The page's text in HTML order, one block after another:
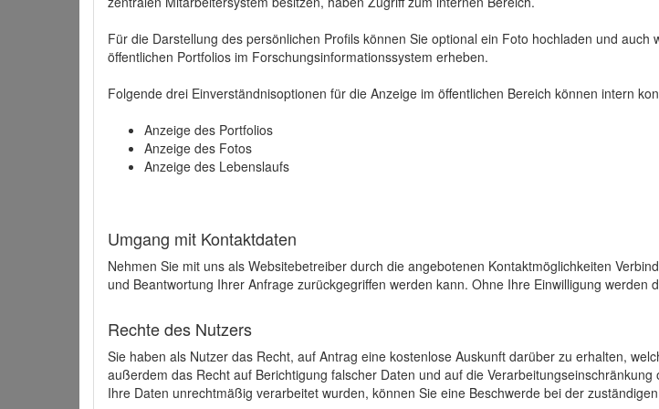
Für die Darstellung des persönlichen Profils können Sie optional ein Foto hochladen und
öffentlichen Portfolios im Forschungsinformationssystem erheben.
Folgende drei Einverständnisoptionen für die Anzeige im öffentlichen Bereich können intern
Anzeige des Portfolios
Anzeige des Fotos
Anzeige des Lebenslaufs
Umgang mit Kontaktdaten
Nehmen Sie mit uns als Websitebetreiber durch die angebotenen Kontaktmöglichkeiten
und Beantwortung Ihrer Anfrage zurückgegriffen werden kann. Ohne Ihre Einwilligung werden
Rechte des Nutzers
Sie haben als Nutzer das Recht, auf Antrag eine kostenlose Auskunft darüber zu erhalten,
außerdem das Recht auf Berichtigung falscher Daten und auf die
Ihre Daten unrechtmäßig verarbeitet wurden, können Sie eine Beschwerde bei der